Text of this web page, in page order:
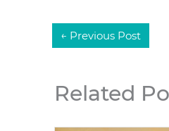
← Previous Post
Related